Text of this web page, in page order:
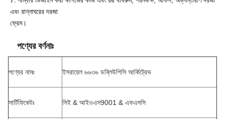
এবং রান্নাঘরের দরজা
ফ্রেম।
পণ্যের বর্ণনাঃ
পণ্যের নামঃ ইসরায়েল ৬৬৩৬ ডব্লিউপিসি আর্কিট্রেভ
সার্টিফিকেটঃ সিই & আইওএস9001 & এফএসসি